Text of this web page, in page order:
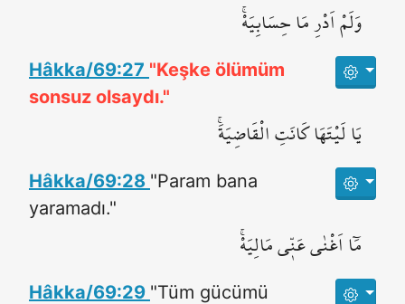
وَلَمْ اَدْرِ مَا حِسَابِيَهْۚ
Hâkka/69:27 "Keşke ölümüm
sonsuz olsaydı."
يَا لَيْتَهَا كَانَتِ الْقَاضِيَةَۚ
Hâkka/69:28 "Param bana
yaramadı."
مَٓا اَغْنٰى عَنّ۪ي مَالِيَهْۚ
Hâkka/69:29 "Tüm gücümü